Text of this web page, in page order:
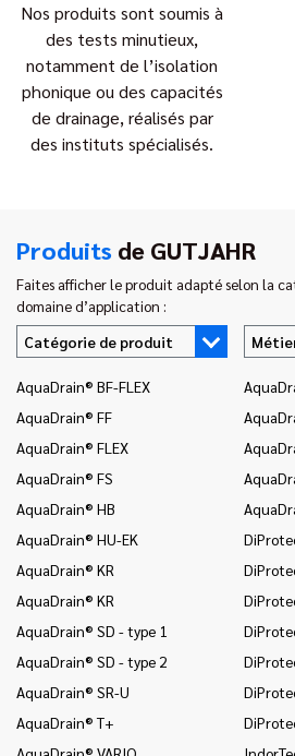
Nos produits sont soumis à
des tests minutieux,
notamment de l’isolation
phonique ou des capacités
de drainage, réalisés par
des instituts spécialisés.
Produits de GUTJAHR
Faites afficher le produit adapté selon la
domaine d’application :
Catégorie de produit
AquaDrain® BF-FLEX
AquaDrain® FF
AquaDrain® FLEX
AquaDrain® FS
AquaDrain® HB
AquaDrain® HU-EK
AquaDrain® KR
AquaDrain® KR
AquaDrain® SD - type 1
AquaDrain® SD - type 2
AquaDrain® SR-U
AquaDrain® T+